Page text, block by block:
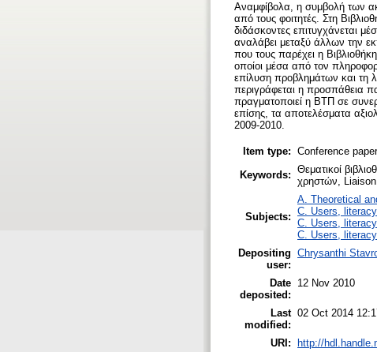
Αναμφίβολα, η συμβολή των
από τους φοιτητές. Στη
διδάσκοντες επιτυγχάνεται
αναλάβει μεταξύ άλλων την
που τους παρέχει η
οποίοι μέσα από τον
επίλυση προβλημάτων και τη
περιγράφεται η προσπάθεια
πραγματοποιεί η ΒΤΠ σε
επίσης, τα αποτελέσματα
2009-2010.
Item type: Conference paper
Keywords: Θεματικοί
χρηστών,
Subjects:
A. Theoretical
C. Users,
C. Users,
C. Users,
Depositing
user:
Chrysanthi
Date
deposited:
12 Nov 2010
Last
modified:
02 Oct 2014
URI: http://